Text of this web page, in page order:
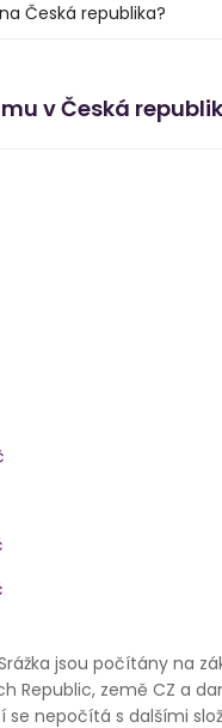
Česká republika?
v Česká
Srážka jsou počítány na
Republic, země CZ a
se nepočítá s dalšími